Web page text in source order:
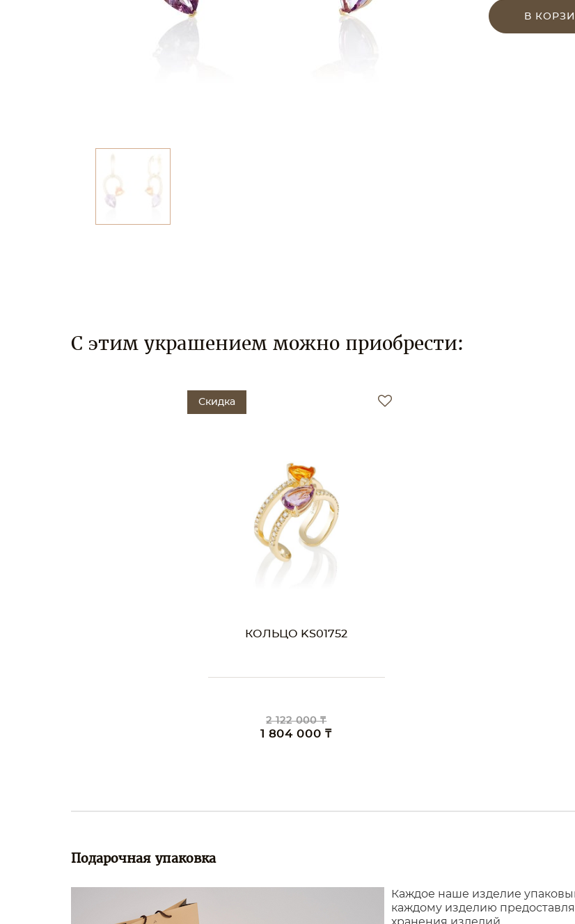
В
С этим украшением можно приобрести:
Скидка
КОЛЬЦО KS01752
2 122 000 ₸
1 804 000 ₸
Подарочная упаковка
Каждое наше изделие
каждому изделию